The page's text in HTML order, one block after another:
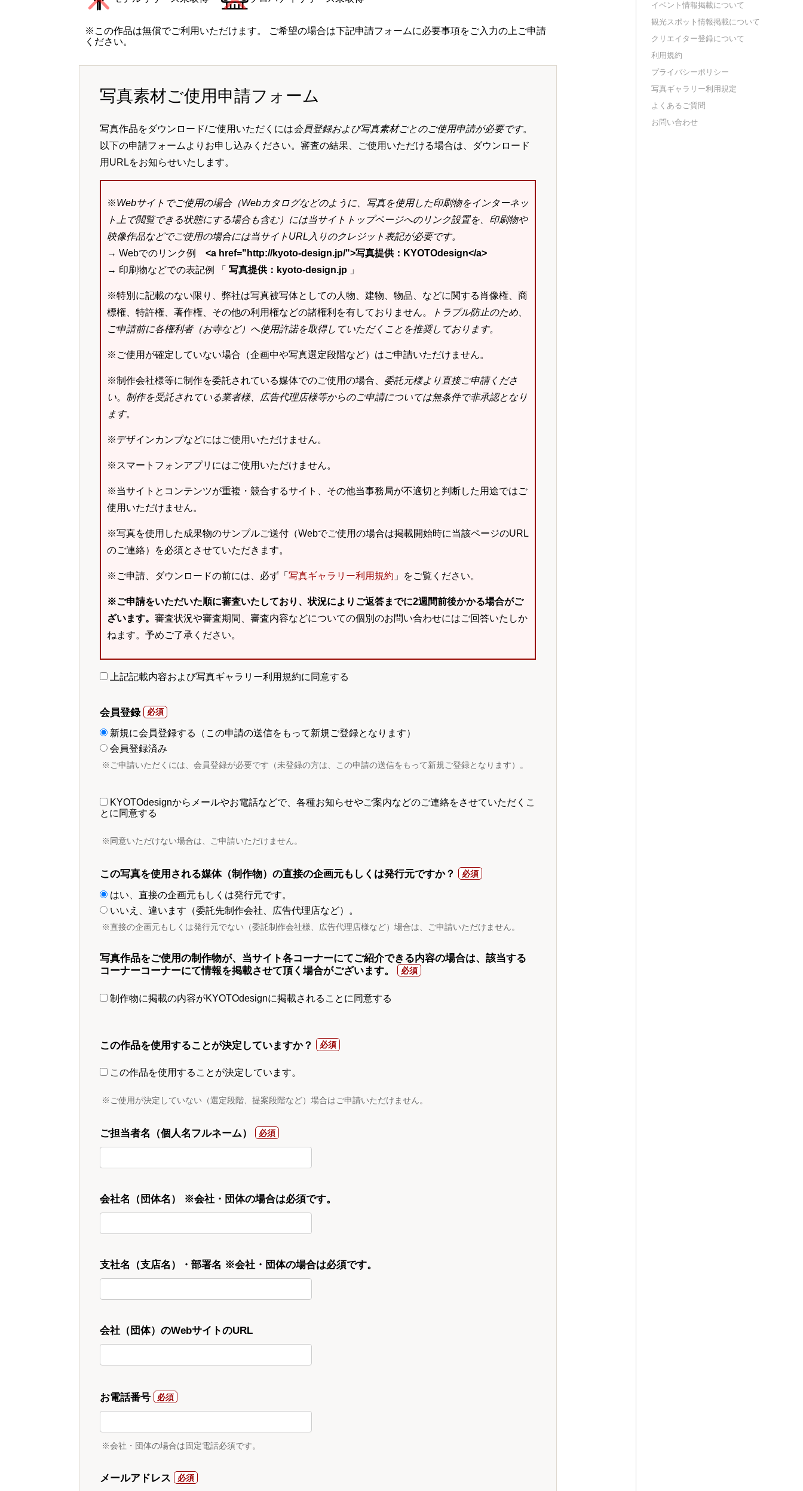
※この作品は無償でご利用いただけます。 ご希望の場合は下記申請フォームに必要事項をご入力の上ご申請
ください。
写真素材ご使用申請フォーム
写真作品をダウンロード/ご使用いただくには会員登録および写真素材ごとのご使用申請が必要です。
以下の申請フォームよりお申し込みください。審査の結果、ご使用いただける場合は、ダウンロード
用URLをお知らせいたします。
※Webサイトでご使用の場合（Webカタログなどのように、写真を使用した印刷物をインターネッ
ト上で閲覧できる状態にする場合も含む）には当サイトトップページへのリンク設置を、印刷物や
映像作品などでご使用の場合には当サイトURL入りのクレジット表記が必要です。
→ Webでのリンク例 <a href="http://kyoto-design.jp/">写真提供：KYOTOdesign</a>
→ 印刷物などでの表記例 「 写真提供：kyoto-design.jp 」
※特別に記載のない限り、弊社は写真被写体としての人物、建物、物品、などに関する肖像権、商
標権、特許権、著作権、その他の利用権などの諸権利を有しておりません。
トラブル防止のため、
ご申請前に各権利者（お寺など）へ使用許諾を取得していただくことを推奨しております。
※ご使用が確定していない場合（企画中や写真選定段階など）はご申請いただけません。
※制作会社様等に制作を委託されている媒体でのご使用の場合、 委託元様より直接ご申請くださ
い。 制作を受託されている業者様、広告代理店様等からのご申請については無条件で非承認となり
ます。
※デザインカンプなどにはご使用いただけません。
※スマートフォンアプリにはご使用いただけません。
※当サイトとコンテンツが重複・競合するサイト、その他当事務局が不適切と判断した用途ではご
使用いただけません。
※写真を使用した成果物のサンプルご送付（Webでご使用の場合は掲載開始時に当該ページのURL
のご連絡）を必須とさせていただきます。
※ご申請、ダウンロードの前には、必ず「 写真ギャラリー利用規約 」をご覧ください。
※ご申請をいただいた順に審査いたしており、状況によりご返答までに2週間前後かかる場合がご
ざいます。 審査状況や審査期間、審査内容などについての個別のお問い合わせにはご回答いたしか
ねます。予めご了承ください。
上記記載内容および写真ギャラリー利用規約に同意する
会員登録
新規に会員登録する（この申請の送信をもって新規ご登録となります）
会員登録済み
※ご申請いただくには、会員登録が必要です（未登録の方は、この申請の送信をもって新規ご登録となります）。
KYOTOdesignからメールやお電話などで、各種お知らせやご案内などのご連絡をさせていただくこ
とに同意する
※同意いただけない場合は、ご申請いただけません。
この写真を使用される媒体（制作物）の直接の企画元もしくは発行元ですか？
はい、直接の企画元もしくは発行元です。
いいえ、違います（委託先制作会社、広告代理店など）。
※直接の企画元もしくは発行元でない（委託制作会社様、広告代理店様など）場合は、ご申請いただけません。
写真作品をご使用の制作物が、当サイト各コーナーにてご紹介できる内容の場合は、該当する
コーナーコーナーにて情報を掲載させて頂く場合がございます。
制作物に掲載の内容がKYOTOdesignに掲載されることに同意する
この作品を使用することが決定していますか？
この作品を使用することが決定しています。
※ご使用が決定していない（選定段階、提案段階など）場合はご申請いただけません。
ご担当者名（個人名フルネーム）
会社名（団体名） ※会社・団体の場合は必須です。
支社名（支店名）・部署名 ※会社・団体の場合は必須です。
会社（団体）のWebサイトのURL
お電話番号
※会社・団体の場合は固定電話必須です。
メールアドレス
イベント情報掲載について
観光スポット情報掲載について
クリエイター登録について
利用規約
プライバシーポリシー
写真ギャラリー利用規定
よくあるご質問
お問い合わせ